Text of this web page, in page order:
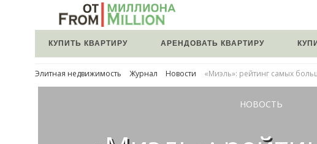
КУПИТЬ КВАРТИРУ АРЕНДОВАТЬ КВАРТИРУ
Элитная недвижимость Журнал Новости «Миэль»: рейтинг самых
НОВОСТЬ